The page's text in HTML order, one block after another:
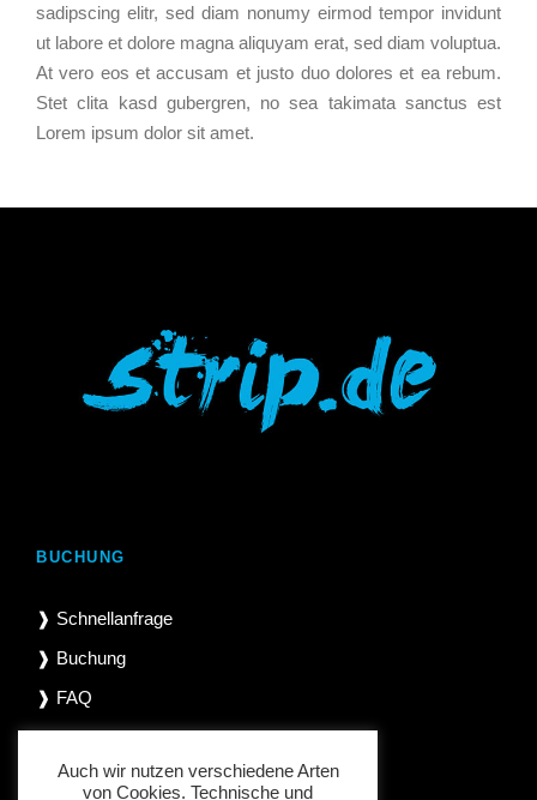
sadipscing elitr, sed diam nonumy eirmod tempor invidunt
ut labore et dolore magna aliquyam erat, sed diam voluptua.
At vero eos et accusam et justo duo dolores et ea rebum.
Stet clita kasd gubergren, no sea takimata sanctus est
Lorem ipsum dolor sit amet.
BUCHUNG
❱ Schnellanfrage
❱ Buchung
❱ FAQ
Auch wir nutzen verschiedene Arten
von Cookies. Technische und